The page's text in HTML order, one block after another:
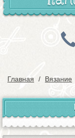
Главная Вязание